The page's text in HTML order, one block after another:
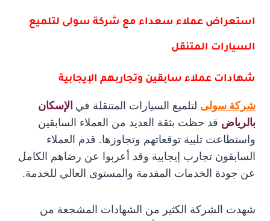
استعراض عملاء سعداء مع شركة سولى لتلميع
السيارات المتنقل
شهادات عملاء سابقين وتجاربهم الإيجابية
شركة سولى لتلميع السيارات المتنقلة في الإسكان
بالرياض قد حظت بثقة العديد من العملاء السابقين
واستطاعت تلبية توقعاتهم وتجاوزها. قدم العملاء
السابقون تجارب إيجابية وقد أعربوا عن رضاهم الكامل
عن جودة الخدمات المقدمة والمستوى العالي للخدمة.
شهدت الشركة الكثير من الشهادات المشجعة من